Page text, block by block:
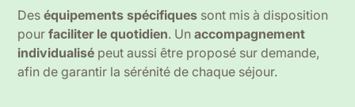
Deséquipements spécifiques sont mis à disposition
pourfaciliter le quotidien. Unaccompagnement
individualisé peut aussi être proposé sur demande,
afin de garantir la sérénité de chaque séjour.